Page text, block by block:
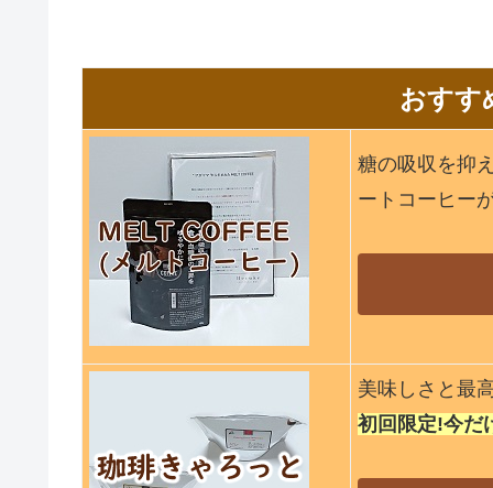
おすす
糖の吸収を抑
ートコーヒー
美味しさと最
初回限定!今だ